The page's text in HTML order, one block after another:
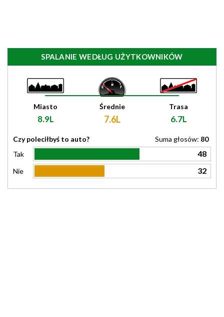
SPALANIE WEDŁUG UŻYTKOWNIKÓW
Miasto
8.9L
Średnie
7.6L
Trasa
6.7L
Czy poleciłbyś to auto? Suma głosów: 80
Tak
48
Nie 32